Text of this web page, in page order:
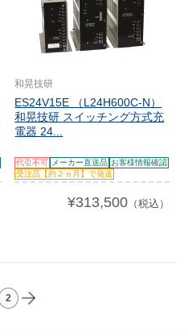
和晃技研
ES24V15E （L24H600C-N）
和晃技研 スイッチング方式充
電器 24...
代引不可 メーカー直送品 お客様情報確認
受注品【約２ヵ月】で発送
¥313,500（税込）
2